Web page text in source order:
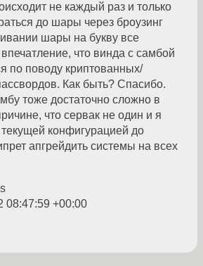
не каждый раз и только
до шары через броузинг
шары на букву все
что винда с самбой
по поводу криптованных/
Как быть? Спасибо.
тоже достаточно сложно в
что сервак не один и я
конфигурацией до
апгрейдить системы на всех
08:47:59 +00:00